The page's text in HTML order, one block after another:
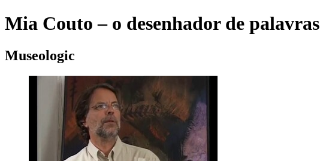
Mia Couto – o desenhador de palavras
Museologic